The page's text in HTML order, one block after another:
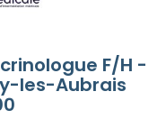
F/H -
les-Aubrais